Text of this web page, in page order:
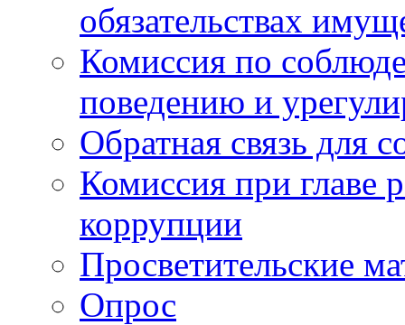
обязательствах
Комиссия по
поведению и
Обратная связь для
Комиссия при главе
коррупции
Просветительские
Опрос